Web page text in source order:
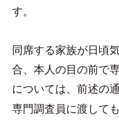
す。
同席する家族が日頃
合、本人の目の前で
については、前述の
専門調査員に渡して